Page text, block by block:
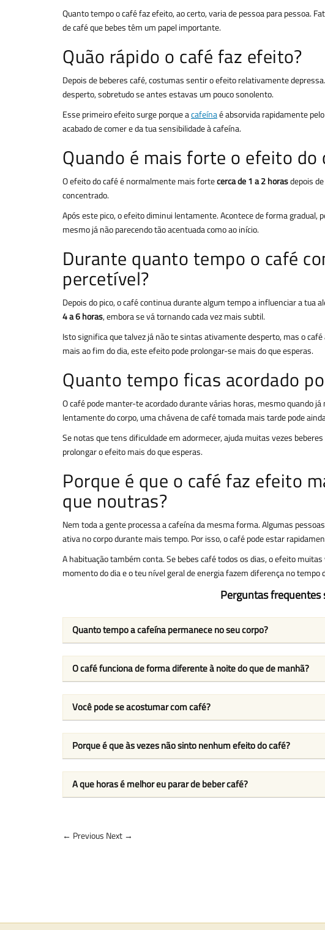
Quanto tempo o café faz efeito, ao certo, varia de pessoa para pessoa.
de café que bebes têm um papel importante.
Quão rápido o café faz efeito?
Depois de beberes café, costumas sentir o efeito relativamente
desperto, sobretudo se antes estavas um pouco sonolento.
Esse primeiro efeito surge porque acafeínaé absorvida rapidamente
acabado de comer e da tua sensibilidade à cafeína.
Quando é mais forte o efeito do
O efeito do café é normalmente mais fortecerca de 1 a 2 horasdepois
concentrado.
Após este pico, o efeito diminui lentamente. Acontece de forma
mesmo já não parecendo tão acentuada como ao início.
Durante quanto tempo o café
percetível?
Depois do pico, o café continua durante algum tempo a influenciar a tua
4 a 6 horas, embora se vá tornando cada vez mais subtil.
Isto significa que talvez já não te sintas ativamente desperto, mas o
mais ao fim do dia, este efeito pode prolongar-se mais do que esperas.
Quanto tempo ficas acordado
O café pode manter-te acordado durante várias horas, mesmo quando
lentamente do corpo, uma chávena de café tomada mais tarde pode
Se notas que tens dificuldade em adormecer, ajuda muitas vezes
prolongar o efeito mais do que esperas.
Porque é que o café faz efeito
que noutras?
Nem toda a gente processa a cafeína da mesma forma. Algumas
ativa no corpo durante mais tempo. Por isso, o café pode estar
A habituação também conta. Se bebes café todos os dias, o efeito
momento do dia e o teu nível geral de energia fazem diferença no tempo
Perguntas
Quanto tempo a cafeína permanece no seu corpo?
O café funciona de forma diferente à noite do que de manhã?
Você pode se acostumar com café?
Porque é que às vezes não sinto nenhum efeito do café?
A que horas é melhor eu parar de beber café?
← Previous Next →